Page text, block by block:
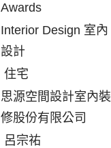
Awards
Interior Design 室內
設計
住宅
思源空間設計室內裝
修股份有限公司
呂宗祐